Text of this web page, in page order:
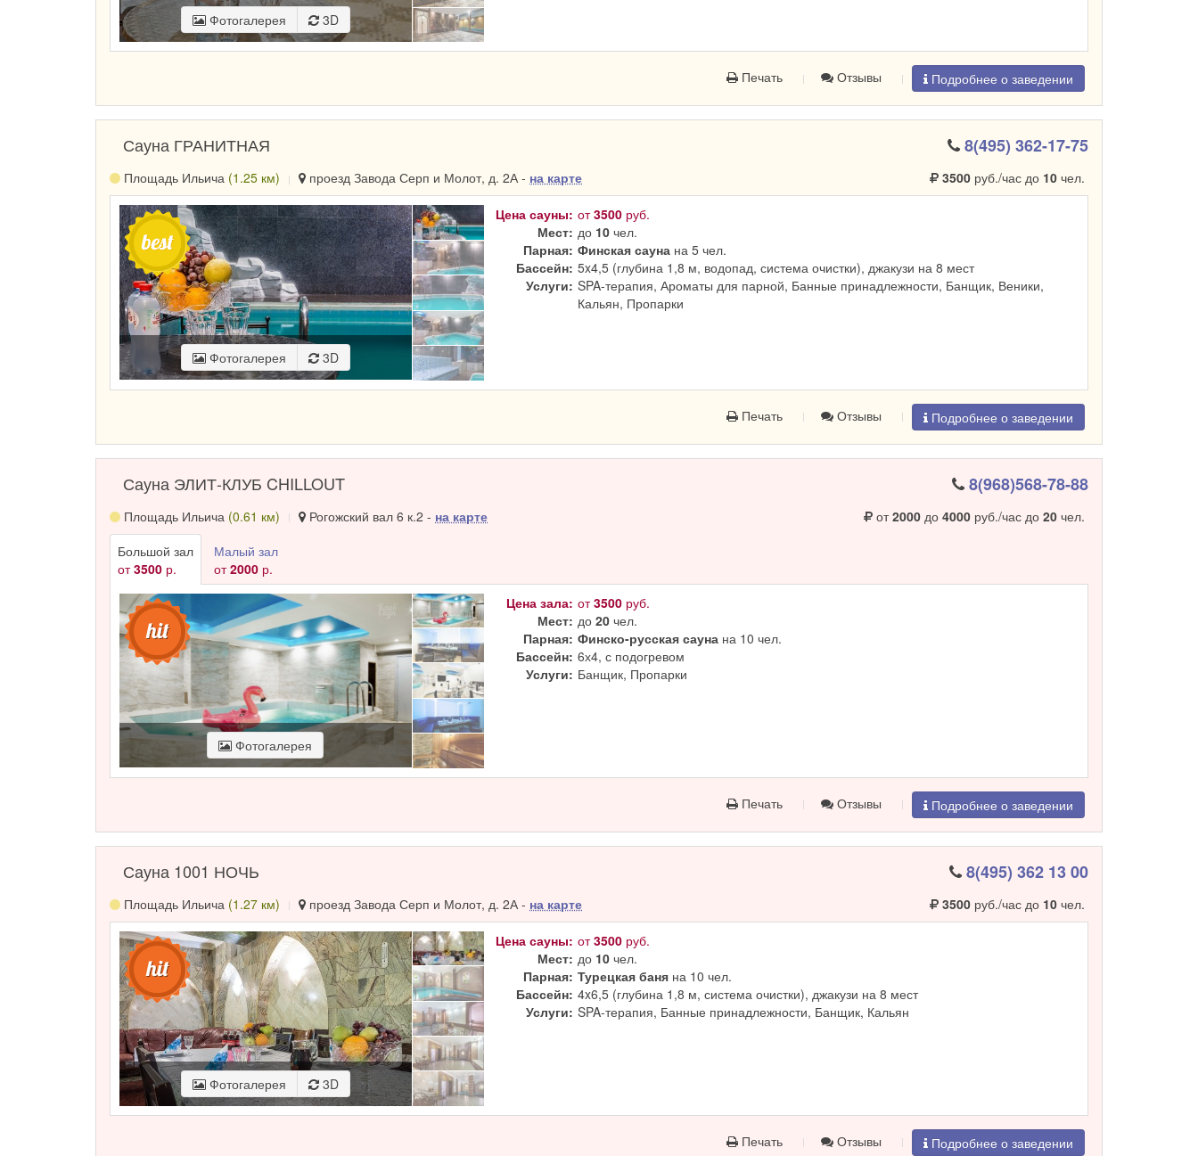
Фотогалерея 3D
Печать Отзывы Подробнее о заведении
Сауна ГРАНИТНАЯ 8(495) 362-17-75
Площадь Ильича (1.25 км) проезд Завода Серп и Молот, д. 2А - на карте 3500руб./час до 10чел.
Фотогалерея 3D
Цена сауны: от3500 руб.
Мест: до 10 чел.
Парная: Финская сауна на 5 чел.
Бассейн: 5x4,5 (глубина 1,8 м, водопад, система очистки), джакузи на 8 мест
Услуги: SPA-терапия, Ароматы для парной, Банные принадлежности, Банщик, Веники,
Кальян, Пропарки
Печать Отзывы Подробнее о заведении
Сауна ЭЛИТ-КЛУБ CHILLOUT 8(968)568-78-88
Площадь Ильича (0.61 км) Рогожский вал 6 к.2 - на карте от2000до 4000руб./час до 20чел.
Большой зал
от3500 р.
Малый зал
от2000 р.
Фотогалерея
Цена зала: от3500 руб.
Мест: до20 чел.
Парная: Финско-русская сауна на 10 чел.
Бассейн: 6х4, с подогревом
Услуги: Банщик, Пропарки
Печать Отзывы Подробнее о заведении
Сауна 1001 НОЧЬ 8(495) 362 13 00
Площадь Ильича (1.27 км) проезд Завода Серп и Молот, д. 2А - на карте 3500руб./час до 10чел.
Фотогалерея 3D
Цена сауны: от3500 руб.
Мест: до 10 чел.
Парная: Турецкая баня на 10 чел.
Бассейн: 4x6,5 (глубина 1,8 м, система очистки), джакузи на 8 мест
Услуги: SPA-терапия, Банные принадлежности, Банщик, Кальян
Печать Отзывы Подробнее о заведении